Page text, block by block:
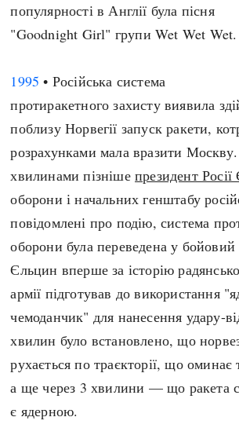
популярності в Англії була пісня
"Goodnight Girl" групи Wet Wet Wet.
1995 • Російська система
протиракетного захисту виявила
поблизу Норвегії запуск ракети,
розрахунками мала вразити
хвилинами пізнішепрезидент
оборони і начальних генштабу
повідомлені про подію, система
оборони була переведена у
Єльцин вперше за історію
армії підготував до використання
чемоданчик" для нанесення удару-
хвилин було встановлено, що
рухається по траєкторії, що оминає
а ще через 3 хвилини — що ракета
є ядерною.